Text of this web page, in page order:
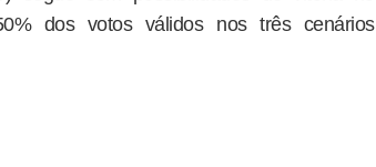
dos votos válidos nos três cenários